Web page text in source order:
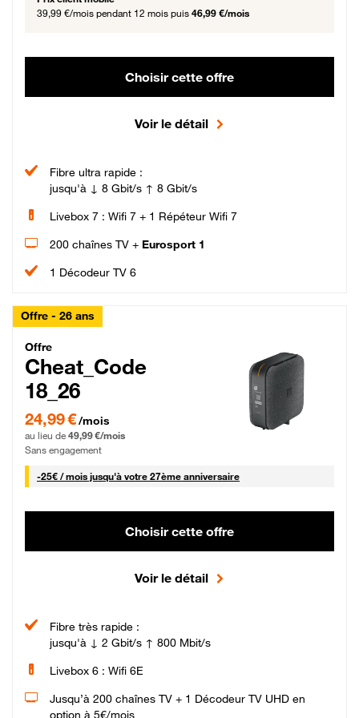
39,99 €/mois pendant 12 mois puis 46,99 €/mois
Choisir cette offre
Voir le détail
Fibre ultra rapide :
jusqu'à ↓ 8 Gbit/s ↑ 8 Gbit/s
Livebox 7 : Wifi 7 + 1 Répéteur Wifi 7
200 chaînes TV + Eurosport 1
1 Décodeur TV 6
Offre - 26 ans
Cheat_Code Fibre_18_26
Offre
Cheat_Code
18_26
24,99 € par mois pendant 0 mois puis 49,99 € par mois, Sans engagement
24,99 €/mois
au lieu de 49,99 €/mois
Sans engagement
-25€ / mois25 € par mois
jusqu'à votre 27ème anniversaire
Choisir cette offre
Voir le détail
Fibre très rapide :
jusqu'à ↓ 2 Gbit/s ↑ 800 Mbit/s
Livebox 6 : Wifi 6E
Jusqu’à 200 chaînes TV + 1 Décodeur TV UHD en
option à 5€/mois